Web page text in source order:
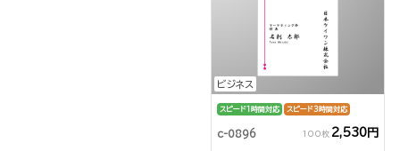
ビジネス
スピード1時間対応 スピード3時間対応
c-0896 100枚 2,530円